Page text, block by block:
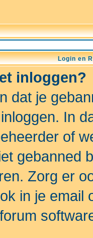
Login en
inloggen?
dat je
In
of
gebanned
Zorg er
in je email